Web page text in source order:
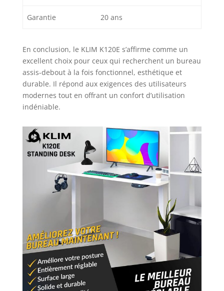
Garantie 20 ans
En conclusion, le KLIM K120E s’affirme comme un
excellent choix pour ceux qui recherchent un bureau
assis-debout à la fois fonctionnel, esthétique et
durable. Il répond aux exigences des utilisateurs
modernes tout en offrant un confort d’utilisation
indéniable.